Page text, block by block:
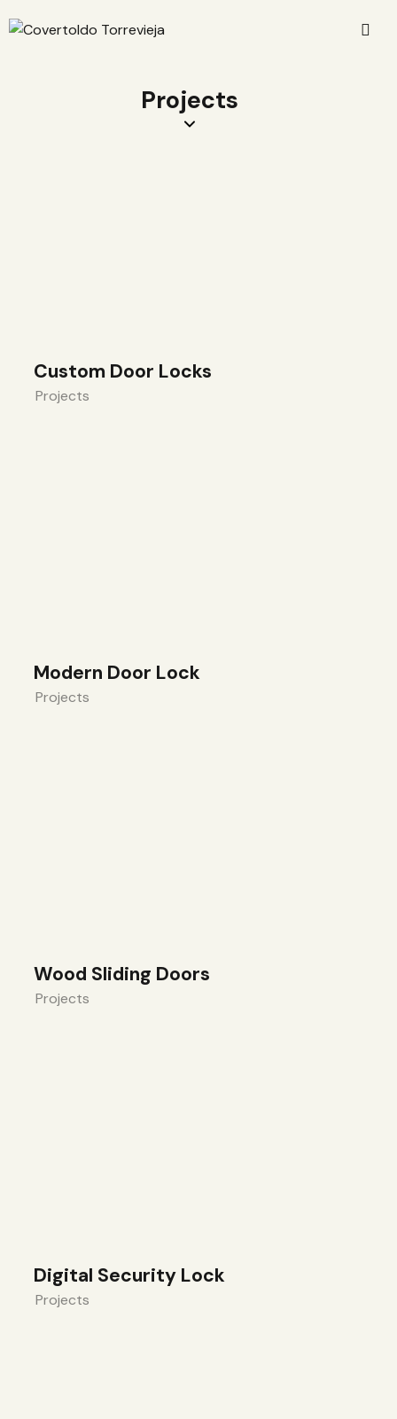
Projects
Custom Door Locks
Projects
Modern Door Lock
Projects
Wood Sliding Doors
Projects
Digital Security Lock
Projects